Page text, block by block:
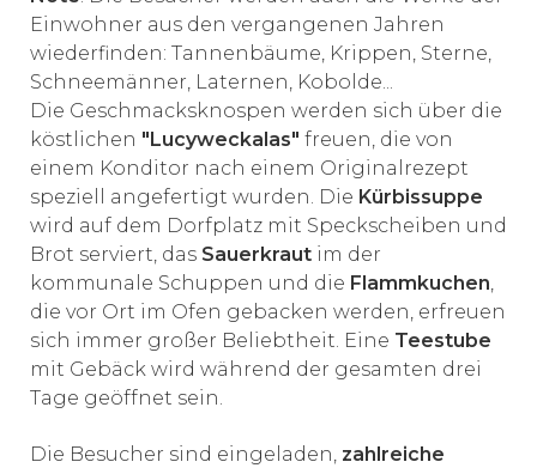
Einwohner aus den vergangenen Jahren
wiederfinden: Tannenbäume, Krippen, Sterne,
Schneemänner, Laternen, Kobolde...
Die Geschmacksknospen werden sich über die
köstlichen "Lucyweckalas" freuen, die von
einem Konditor nach einem Originalrezept
speziell angefertigt wurden. Die Kürbissuppe
wird auf dem Dorfplatz mit Speckscheiben und
Brot serviert, das Sauerkraut im der
kommunale Schuppen und die Flammkuchen,
die vor Ort im Ofen gebacken werden, erfreuen
sich immer großer Beliebtheit. Eine Teestube
mit Gebäck wird während der gesamten drei
Tage geöffnet sein.
Die Besucher sind eingeladen, zahlreiche